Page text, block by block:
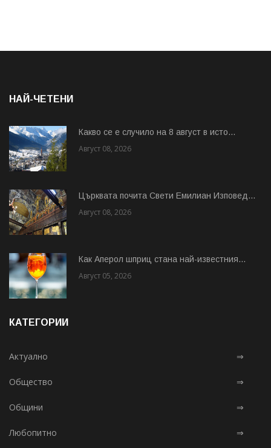
НАЙ-ЧЕТЕНИ
Какво се е случило на 8 август в исто...
Август 08, 2026
Църквата почита Свeти Емилиан Изповед...
Август 08, 2026
Как Аперол шприц стана най-известния...
Август 05, 2026
КАТЕГОРИИ
Актуално ⇒
Общество ⇒
Общини ⇒
Любопитно ⇒